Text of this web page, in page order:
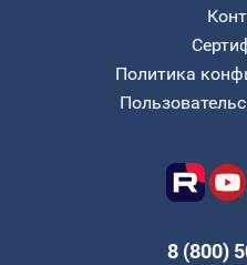
Политика
8 (800)